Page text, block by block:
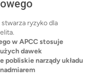
ryzyko dla
w APCC stosuje
dawek
narządy układu